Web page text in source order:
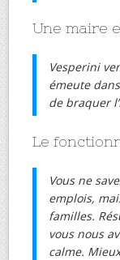
Une maire
Vesperini
émeute
de braquer
Le
Vous ne
emplois,
familles.
vous nous
calme.